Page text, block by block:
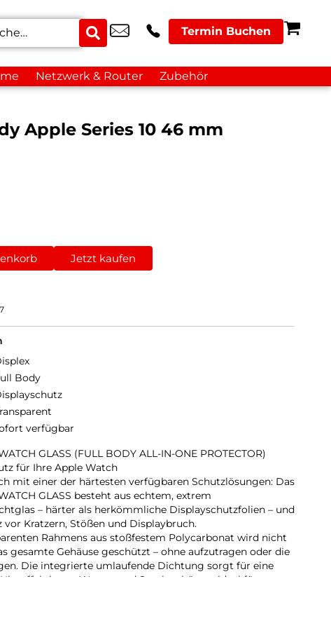
Termin Buchen
Netzwerk & Router Zubehör
Apple Series 10 46 mm
Jetzt kaufen
Body
verfügbar
GLASS (FULL BODY ALL-IN-ONE PROTECTOR)
für Ihre Apple Watch
mit einer der härtesten verfügbaren Schutzlösungen: Das
GLASS besteht aus echtem, extrem
– härter als herkömmliche Displayschutzfolien – und
Kratzern, Stößen und Displaybruch.
Rahmens aus stoßfestem Polycarbonat wird nicht
gesamte Gehäuse geschützt – ohne aufzutragen oder die
Die integrierte umlaufende Dichtung sorgt für eine
effektiv vor Wasser und Staub schützt – ideal für